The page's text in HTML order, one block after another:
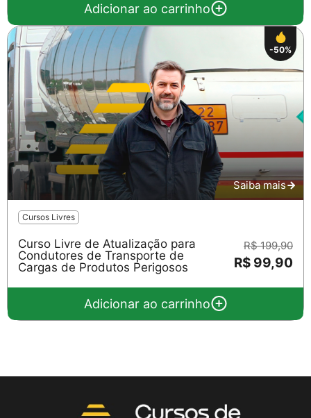
Adicionar ao carrinho
-50%
Saiba mais
Cursos Livres
Curso Livre de Atualização para
Condutores de Transporte de
Cargas de Produtos Perigosos
R$ 199,90
R$ 99,90
Adicionar ao carrinho